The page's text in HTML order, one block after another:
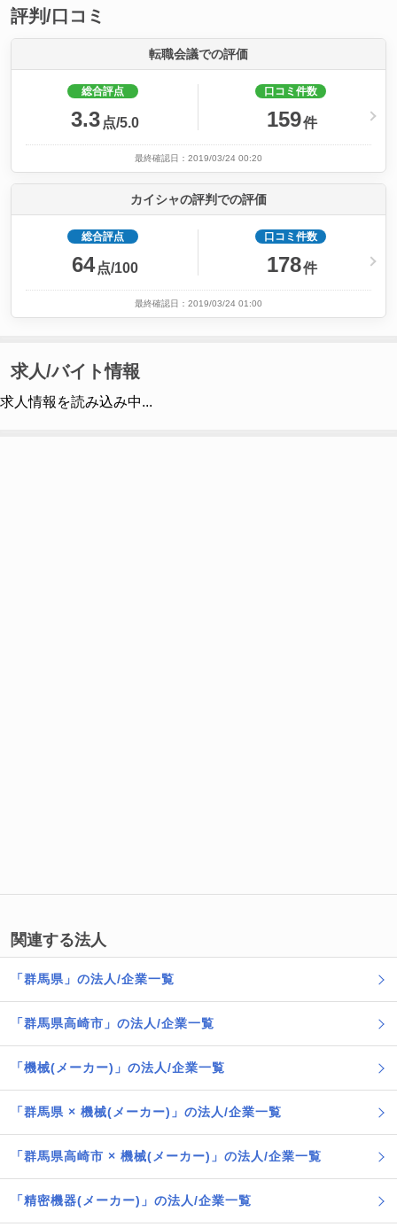
評判/口コミ
転職会議での評価
総合評点
3.3 点/5.0
口コミ件数
159件
最終確認日：2019/03/24 00:20
カイシャの評判での評価
総合評点
64 点/100
口コミ件数
178件
最終確認日：2019/03/24 01:00
求人/バイト情報
求人情報を読み込み中...
関連する法人
「群馬県」の法人/企業一覧
「群馬県高崎市」の法人/企業一覧
「機械(メーカー)」の法人/企業一覧
「群馬県 × 機械(メーカー)」の法人/企業一覧
「群馬県高崎市 × 機械(メーカー)」の法人/企業一覧
「精密機器(メーカー)」の法人/企業一覧